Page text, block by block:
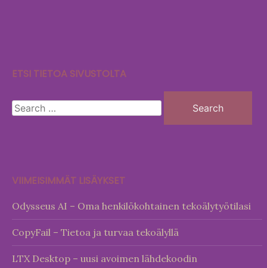
ETSI TIETOA SIVUSTOLTA
Search
for:
VIIMEISIMMÄT LISÄYKSET
Odysseus AI – Oma henkilökohtainen tekoälytyötilasi
CopyFail – Tietoa ja turvaa tekoälyllä
LTX Desktop – uusi avoimen lähdekoodin